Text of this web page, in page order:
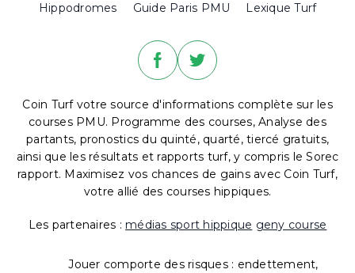
Hippodromes Guide Paris PMU Lexique Turf
Coin Turf votre source d'informations complète sur les
courses PMU. Programme des courses, Analyse des
partants, pronostics du quinté, quarté, tiercé gratuits,
ainsi que les résultats et rapports turf, y compris le Sorec
rapport. Maximisez vos chances de gains avec Coin Turf,
votre allié des courses hippiques.
Les partenaires : médias sport hippique geny course
Jouer comporte des risques : endettement,